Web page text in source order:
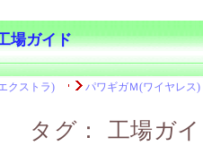
場ガイド
タグ： 工場ガ